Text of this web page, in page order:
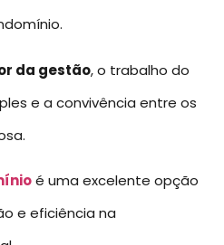
da gestão, o trabalho do
e a convivência entre os
é uma excelente opção
e eficiência na